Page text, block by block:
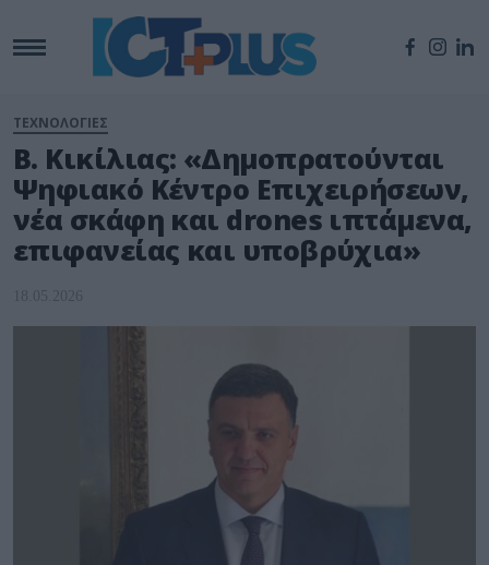
ΤΕΧΝΟΛΟΓΙΕΣ
Β. Κικίλιας: «Δημοπρατούνται
Ψηφιακό Κέντρο Επιχειρήσεων,
νέα σκάφη και drones ιπτάμενα,
επιφανείας και υποβρύχια»
18.05.2026